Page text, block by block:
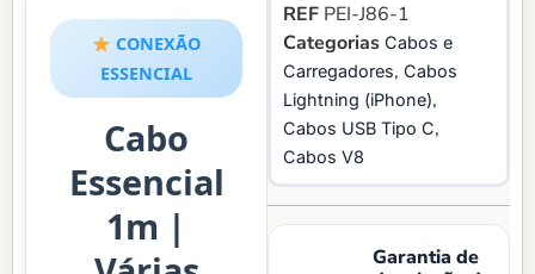
CONEXÃO
ESSENCIAL
Cabo
Essencial
1m |
REF PEI-J86-1
Categorias Cabos e
Carregadores, Cabos
Lightning (iPhone),
Cabos USB Tipo C,
Cabos V8
Garantia de